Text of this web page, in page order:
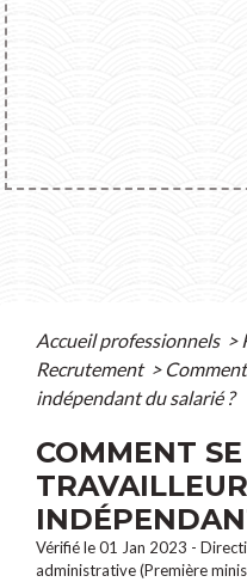
Accueil professionnels >
Recrutement >
indépendant du salarié ?
COMMENT
TRAVAILLEUR
Vérifié le 01 Jan 2023 -
administrative (Première